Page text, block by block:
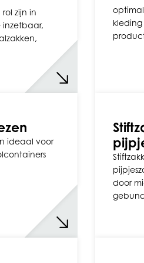
zijn in
inzetbaar,
ideaal voor
door